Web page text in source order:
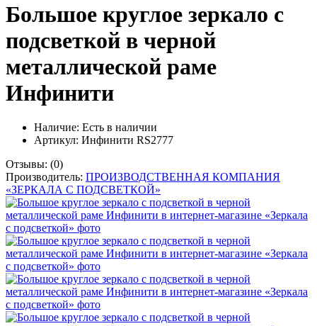
Большое круглое зеркало с
подсветкой в черной
металлической раме
Инфинити
Наличие: Есть в наличии
Артикул: Инфинити RS2777
Отзывы: (0)
Производитель: ПРОИЗВОДСТВЕННАЯ КОМПАНИЯ
«ЗЕРКАЛА С ПОДСВЕТКОЙ»